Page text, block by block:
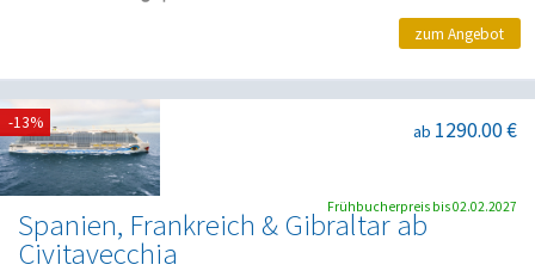
zum Angebot
Spanien, Frankreich & Gibraltar ab
Civitavecchia
ab 1290.00 €
-13%
Frühbucherpreis bis 02.02.2027